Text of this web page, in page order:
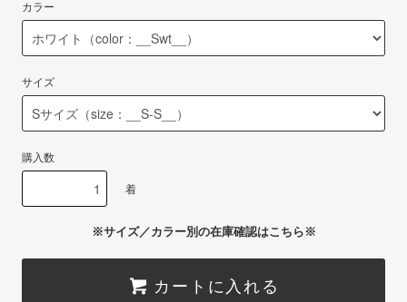
カラー
サイズ
購入数
着
※サイズ／カラー別の在庫確認はこちら※
カートに入れる